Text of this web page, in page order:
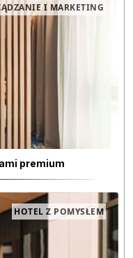
I MARKETING
premium
HOTEL Z POMYSŁEM